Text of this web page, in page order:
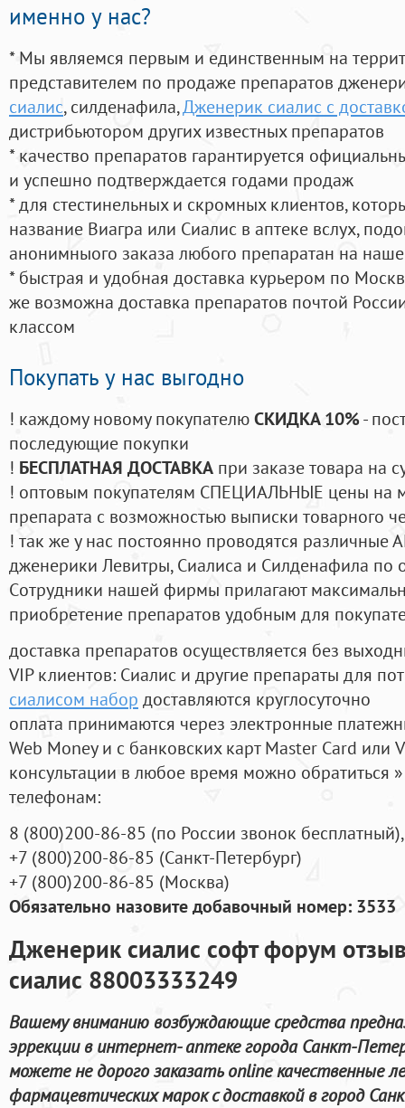
именно у нас?
* Мы являемся первым и единственным на
представителем по продаже препаратов
сиалис, силденафила,Дженерик сиалис с
дистрибьютором других известных препаратов
* качество препаратов гарантируется
и успешно подтверждается годами продаж
* для стестинельных и скромных клиентов,
название Виагра или Сиалис в аптеке вслух,
анонимныого заказа любого препаратан на
* быстрая и удобная доставка курьером по
же возможна доставка препаратов почтой
классом
Покупать у нас выгодно
! каждому новому покупателюСКИДКА 10%-
последующие покупки
! БЕСПЛАТНАЯ ДОСТАВКА при заказе товара на
! оптовым покупателям СПЕЦИАЛЬНЫЕ цены на
препарата с возможностью выписки товарного
! так же у нас постоянно проводятся
дженерики Левитры, Сиалиса и Силденафила по
Cотрудники нашей фирмы прилагают
приобретение препаратов удобным для
доставка препаратов осуществляется без
VIP клиентов: Сиалис и другие препараты для
сиалисом набор доставляются круглосуточно
оплата принимаются через электронные
Web Money и с банковских карт Master Card или
консультации в любое время можно обратиться
телефонам:
8 (800)200-86-85 (по России звонок бесплатный),
+7 (800)200-86-85 (Санкт-Петербург)
+7 (800)200-86-85 (Москва)
Обязательно назовите добавочный номер: 3533
Дженерик сиалис софт форум
сиалис 88003333249
Вашему вниманию возбуждающие средства
эррекции в интернет- аптеке города Санкт-
можете не дорого заказать online качественные
фармацевтических марок с доставкой в город